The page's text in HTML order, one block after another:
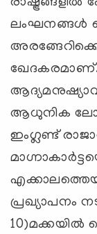
ലംഘനങ്ങള്‍
ഖേദകരമാണ്.
ആധുനിക
ഇംഗ്ലണ്ട്
പ്രഖ്യാപനം
10)മക്കയില്‍